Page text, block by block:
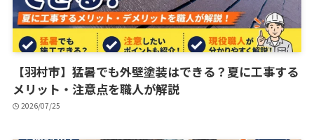
【羽村市】猛暑でも外壁塗装はできる？夏に工事する
メリット・注意点を職人が解説
2026/07/25